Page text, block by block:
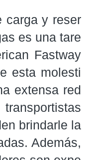
carga y reser
es una tare
Fastway
esta molesti
extensa red
brindarle la
Además,